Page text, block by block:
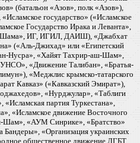
(батальон «Азов», полк «Азов»),
государство» («Исламское
Государство Ирака и Леванта»,
Шама», ИГ, ИГИЛ, ДАИШ), «Джабхат
(«Аль-Джихад» или «Египетский
Нусра», «Хайят Тахрир-аш-Шам»,
«Движение Талибан», «Братья-
«Меджлис крымско-татарского
Кавказ» («Кавказский Эмират»),
«Нурджулар», «Таблиги
партия Туркестана»,
«Исламское движение Восточного
«АУМ Синрике», «Братство»
Бандеры», «Организация украинских
общественное движение ЛГБТ,